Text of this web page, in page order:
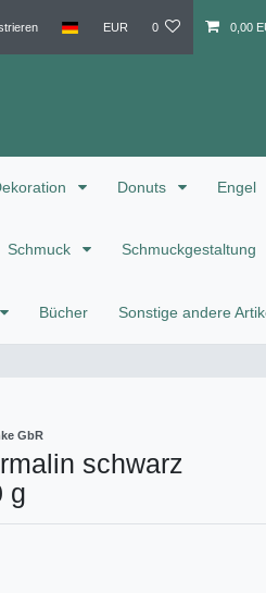
EUR 0 0,00
Donuts Engel
Schmuck Schmuckgestaltung
Bücher Sonstige andere
GbR
schwarz
g